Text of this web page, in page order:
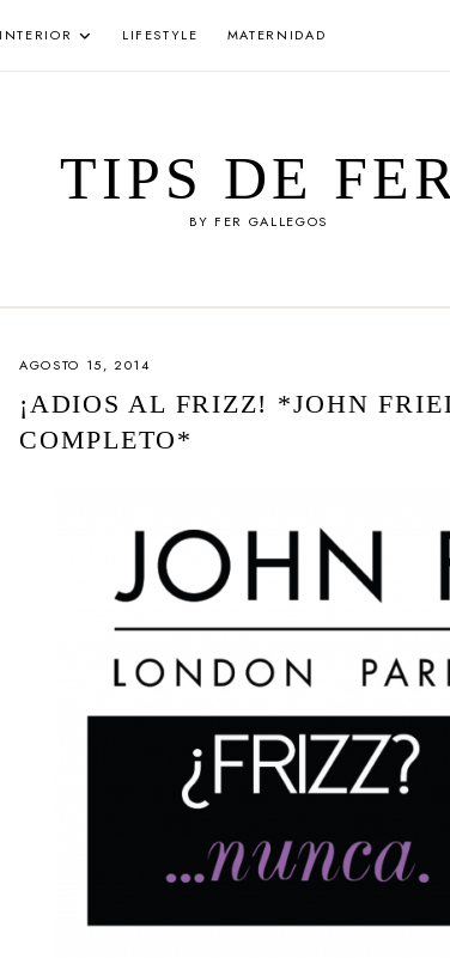
LIFESTYLE MATERNIDAD
TIPS DE
BY FER GALLEGOS
AGOSTO 15, 2014
¡ADIOS AL FRIZZ! *JOHN
COMPLETO*